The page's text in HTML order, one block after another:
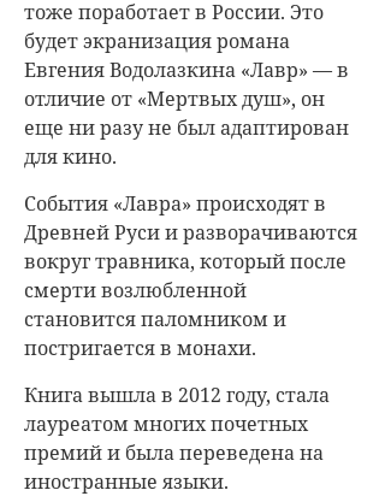
тоже поработает в России. Это
будет экранизация романа
Евгения Водолазкина «Лавр» — в
отличие от «Мертвых душ», он
еще ни разу не был адаптирован
для кино.
События «Лавра» происходят в
Древней Руси и разворачиваются
вокруг травника, который после
смерти возлюбленной
становится паломником и
постригается в монахи.
Книга вышла в 2012 году, стала
лауреатом многих почетных
премий и была переведена на
иностранные языки.